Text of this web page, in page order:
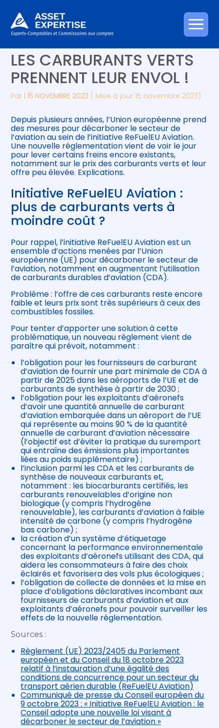
Aller
au
Créer et reprendre une activité
Gérer votre quotidien
Piloter votre entreprise
Développer votre entreprise
Construire votre patrimoine
Être prêt pour la facturation
électronique
Piloter votre gestion
Suivre votre comptabilité
Gérer vos ressources humaines
SECTEUR DE L’AVIATION :
LES CARBURANTS VERTS
PRENNENT LEUR ENVOL !
Par |15 NOVEMBRE 2023 ( Mise à jour 15 novembre 2023)
Depuis plusieurs années, l’Union européenne prend
des mesures pour décarboner le secteur de
l’aviation au sein de l’initiative ReFuelEU Aviation.
Une nouvelle réglementation vient de voir le jour
pour lever certains freins encore existants,
notamment sur le prix des carburants verts et leur
offre peu élevée. Explications.
Initiative ReFuelEU Aviation :
plus de carburants verts à
moindre coût ?
Pour rappel, l’initiative ReFuelEU Aviation est un
ensemble d’actions menées par l’Union
européenne (UE) pour décarboner le secteur de
l’aviation, notamment en augmentant l’utilisation
de carburants durables d’aviation (CDA).
Problème : l’offre de ces carburants reste encore
faible et leurs prix sont très supérieurs à ceux des
combustibles fossiles.
Pour tenter d’apporter une solution à cette
problématique, un nouveau règlement vient de
paraître qui prévoit, notamment :
l’obligation pour les fournisseurs de carburant
d’aviation de fournir une part minimale de CDA à
partir de 2025 dans les aéroports de l’UE et de
carburants de synthèse à partir de 2030 ;
l’obligation pour les exploitants d’aéronefs
d’avoir une quantité annuelle de carburant
d’aviation embarquée dans un aéroport de l’UE
qui représente au moins 90 % de la quantité
annuelle de carburant d’aviation nécessaire
(l’objectif est d’éviter la pratique du suremport
qui entraîne des émissions plus importantes
liées au poids supplémentaire) ;
l’inclusion parmi les CDA et les carburants de
synthèse de nouveaux carburants et,
notamment : les biocarburants certifiés, les
carburants renouvelables d’origine non
biologique (y compris l’hydrogène
renouvelable), les carburants d’aviation à faible
intensité de carbone (y compris l’hydrogène
bas carbone) ;
la création d’un système d’étiquetage
concernant la performance environnementale
des exploitants d’aéronefs utilisant des CDA, qui
aidera les consommateurs à faire des choix
éclairés et favorisera des vols plus écologiques ;
l’obligation de collecte de données et la mise en
place d’obligations déclaratives incombant aux
fournisseurs de carburants d’aviation et aux
exploitants d’aéronefs pour pouvoir surveiller les
effets de la nouvelle réglementation.
Sources :
Règlement (UE) 2023/2405 du Parlement
européen et du Conseil du 18 octobre 2023
relatif à l’instauration d’une égalité des
conditions de concurrence pour un secteur du
transport aérien durable (ReFuelEU Aviation)
Communiqué de presse du Conseil européen du
9 octobre 2023 : « Initiative ReFuelEU Aviation : le
Conseil adopte une nouvelle loi visant à
décarboner le secteur de l’aviation »